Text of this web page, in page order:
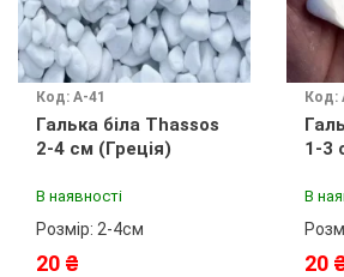
Код: А-41
Галька біла Thassos
2-4 см (Греція)
В наявності
Розмір: 2-4см
20 ₴
Код:
1-3
В
20